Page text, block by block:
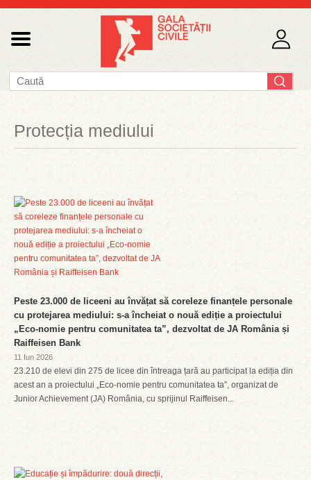
Protecția mediului
Peste 23.000 de liceeni au învățat să coreleze finanțele personale
cu protejarea mediului: s-a încheiat o nouă ediție a proiectului
„Eco-nomie pentru comunitatea ta”, dezvoltat de JA România și
Raiffeisen Bank
11 Iun 2026
23.210 de elevi din 275 de licee din întreaga țară au participat la ediția din
acest an a proiectului „Eco-nomie pentru comunitatea ta”, organizat de
Junior Achievement (JA) România, cu sprijinul Raiffeisen...